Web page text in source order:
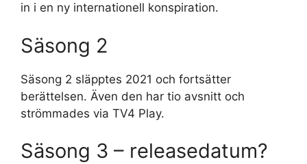
in i en ny internationell konspiration.
Säsong 2
Säsong 2 släpptes 2021 och fortsätter
berättelsen. Även den har tio avsnitt och
strömmades via TV4 Play.
Säsong 3 – releasedatum?